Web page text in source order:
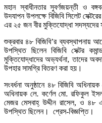
মহান স্বাধীনতার সুবর্ণজয়ন্তী ও
উদযাপন উপলক্ষে বিজিবি সিলেট
এর ২৫ জন বীর মুক্তিযোদ্ধা সদস্যদের
শুক্রবার ৪৮ বিজিবি’র ব্যবস্থাপনায়
উপস্থিত ছিলেন বিজিবি সেক্টর
মুক্তিযোদ্ধাদের অভ্যর্থনা, তাদের
উপহার সামগ্রি বিতরণ করা হয়।
সংবর্ধনা অনুষ্ঠানে ৪৮ বিজিবি
অধিনায়ক লে. কর্ণেল মো. রফিকুল
মেজর মেসবাহ্ উদ্দীন রাসেল, ও ৪৮
উপস্থিত ছিলেন। প্রেস-বিজ্ঞপ্তি।